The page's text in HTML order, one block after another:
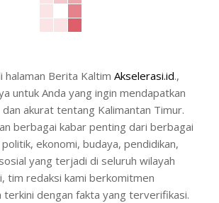
halaman Berita Kaltim Akselerasi.id.,
untuk Anda yang ingin mendapatkan
akurat tentang Kalimantan Timur.
berbagai kabar penting dari berbagai
ekonomi, budaya, pendidikan,
yang terjadi di seluruh wilayah
tim redaksi kami berkomitmen
terkini dengan fakta yang terverifikasi.